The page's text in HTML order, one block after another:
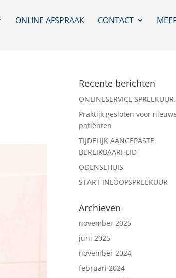
ONLINE AFSPRAAK CONTACT
Recente berichten
ONLINESERVICE
Praktijk gesloten voor
patiënten
TIJDELIJK AANGEPASTE
BEREIKBAARHEID
ODENSEHUIS
START INLOOPSPREEKUUR
Archieven
november 2025
juni 2025
november 2024
februari 2024